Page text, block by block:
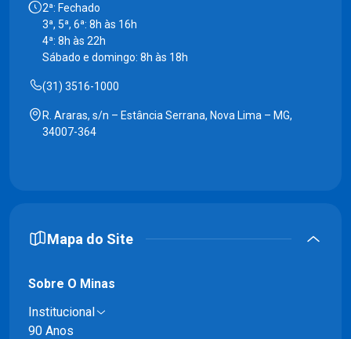
2ª: Fechado
3ª, 5ª, 6ª: 8h às 16h
4ª: 8h às 22h
Sábado e domingo: 8h às 18h
(31) 3516-1000
R. Araras, s/n – Estância Serrana, Nova Lima – MG,
34007-364
Mapa do Site
Sobre O Minas
Institucional
90 Anos